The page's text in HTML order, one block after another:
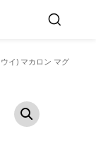
イ) マカロン マグ